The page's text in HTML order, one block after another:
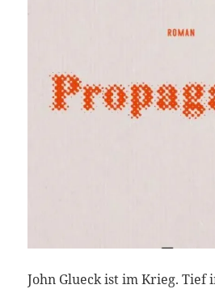
John Glueck ist im Krieg. Tief